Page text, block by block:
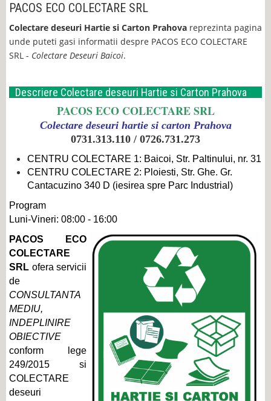
PACOS ECO COLECTARE SRL
Colectare deseuri Hartie si Carton Prahova reprezinta pagina
unde puteti gasi informatii despre PACOS ECO COLECTARE
SRL - Colectare Deseuri Baicoi.
Descriere Colectare deseuri Hartie si Carton Prahova
PACOS ECO COLECTARE SRL
Colectare deseuri hartie si carton Prahova
0731.313.110 / 0726.731.273
CENTRU COLECTARE 1: Baicoi, Str. Paltinului, nr. 31
CENTRU COLECTARE 2: Ploiesti, Str. Ghe. Gr.
Cantacuzino 340 D (iesirea spre Parc Industrial)
Program
Luni-Vineri: 08:00 - 16:00
PACOS ECO
COLECTARE
SRL ofera servicii
de
CONSULTANTA
MEDIU,
INDEPLINIRE
OBIECTIVE
conform lege
249/2015 si
COLECTARE
deseuri